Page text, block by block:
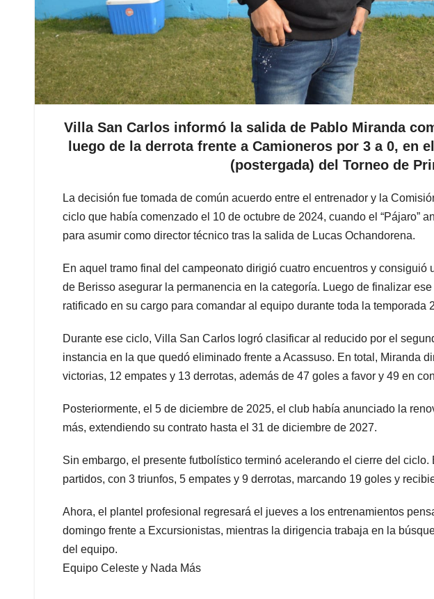
Villa San Carlos informó la salida de Pablo Miranda
luego de la derrota frente a Camioneros por 3 a 0, en
(postergada) del Torneo de
La decisión fue tomada de común acuerdo entre el entrenador y la
ciclo que había comenzado el 10 de octubre de 2024, cuando el “Pájaro”
para asumir como director técnico tras la salida de Lucas Ochandorena.
En aquel tramo final del campeonato dirigió cuatro encuentros y
de Berisso asegurar la permanencia en la categoría. Luego de finalizar
ratificado en su cargo para comandar al equipo durante toda la temporada
Durante ese ciclo, Villa San Carlos logró clasificar al reducido por el
instancia en la que quedó eliminado frente a Acassuso. En total, Miranda
victorias, 12 empates y 13 derrotas, además de 47 goles a favor y 49 en
Posteriormente, el 5 de diciembre de 2025, el club había anunciado la
más, extendiendo su contrato hasta el 31 de diciembre de 2027.
Sin embargo, el presente futbolístico terminó acelerando el cierre del
partidos, con 3 triunfos, 5 empates y 9 derrotas, marcando 19 goles y
Ahora, el plantel profesional regresará el jueves a los entrenamientos
domingo frente a Excursionistas, mientras la dirigencia trabaja en la
del equipo.
Equipo Celeste y Nada Más